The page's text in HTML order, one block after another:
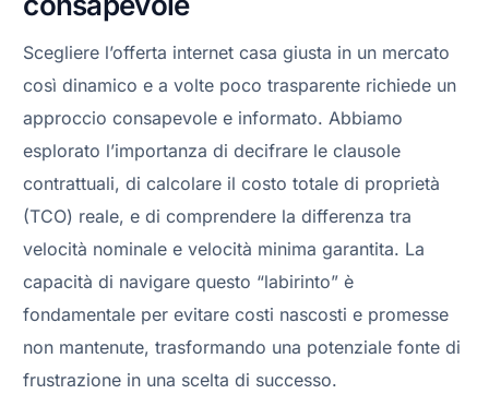
Scegliere l’offerta internet casa giusta in un mercato
così dinamico e a volte poco trasparente richiede un
approccio consapevole e informato. Abbiamo
esplorato l’importanza di decifrare le clausole
contrattuali, di calcolare il costo totale di proprietà
(TCO) reale, e di comprendere la differenza tra
velocità nominale e velocità minima garantita. La
capacità di navigare questo “labirinto” è
fondamentale per evitare costi nascosti e promesse
non mantenute, trasformando una potenziale fonte di
frustrazione in una scelta di successo.